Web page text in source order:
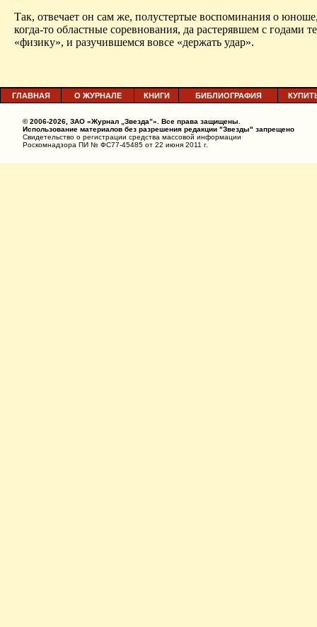
Так, отвечает он сам же, полустертые воспоминания о ю
когда-то областные соревнования, да растерявшем с годами
«физику», и разучившемся вовсе «держать удар».
ГЛАВНАЯ О ЖУРНАЛЕ КНИГИ БИБЛИОГРАФИЯ
© 2006-2026, ЗАО «Журнал „Звезда”». Все права защищены.
Использование материалов без разрешения редакции "Звезды" запрещено
Свидетельство о регистрации средства массовой информации
Роскомнадзора ПИ № ФС77-45485 от 22 июня 2011 г.